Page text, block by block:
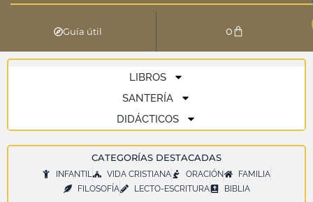
Guía útil 0
LIBROS
SANTERÍA
DIDÁCTICOS
CATEGORÍAS DESTACADAS
INFANTIL VIDA CRISTIANA ORACIÓN
FAMILIA
FILOSOFÍA
LECTO-ESCRITURA BIBLIA